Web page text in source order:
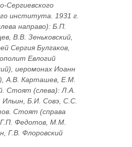
Сергиевского
института. 1931 г.
направо): Б.П.
В.В. Зеньковский,
Сергия Булгаков,
Евлогий
иеромонах Иоанн
А.В. Карташев, Е.М.
Стоят (слева): Л.А.
Б.И. Совэ, С.С.
Стоят (справа
Г.П. Федотов, М.М.
Г.В. Флоровский